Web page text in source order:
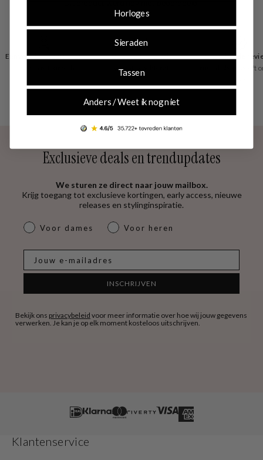
Eenvoudig retourneren
Betaal zoals je wilt
vooraf of achteraf
Uitstekende
Trusted Shops geeft
Exclusieve deals en trendupdates
We sturen ze direct naar jouw mailbox.
Krijg toegang tot exclusieve kortingen, early access, nieuwe
releases en stylinginspiratie.
dames & heren
Voor dames Voor heren
INSCHRIJVEN
Bekijk ons privacybeleid voor meer informatie over hoe wij jouw gegevens
verwerken. Je kan je op elk moment kosteloos uitschrijven.
Klantenservice
Horloges
Sieraden
Tassen
Anders / Weet ik nog niet